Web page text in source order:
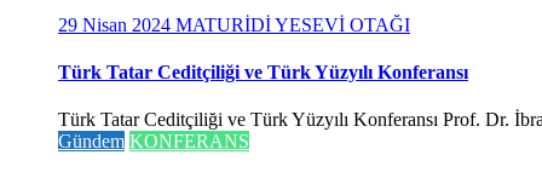
29 Nisan 2024 MATURİDİ YESEVİ OTAĞI
Türk Tatar Ceditçiliği ve Türk Yüzyılı Konferansı
Türk Tatar Ceditçiliği ve Türk Yüzyılı Konferansı Prof. Dr.
Gündem KONFERANS